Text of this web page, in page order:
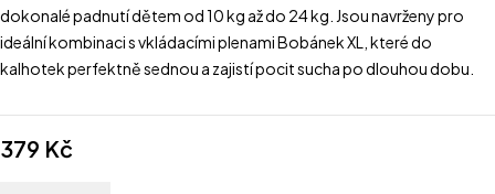
dokonalé padnutí dětem od 10 kg až do 24 kg. Jsou navrženy pro
ideální kombinaci s vkládacími plenami Bobánek XL, které do
kalhotek perfektně sednou a zajistí pocit sucha po dlouhou dobu.
379 Kč